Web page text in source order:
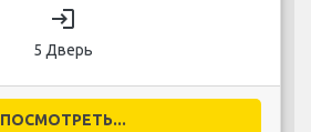
login
5 Дверь
ПОСМОТРЕТЬ...